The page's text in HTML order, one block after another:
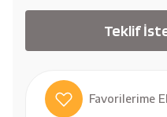
Teklif